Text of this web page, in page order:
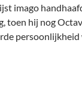
imago
toen hij nog